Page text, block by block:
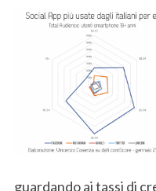
guardando ai tassi di
c